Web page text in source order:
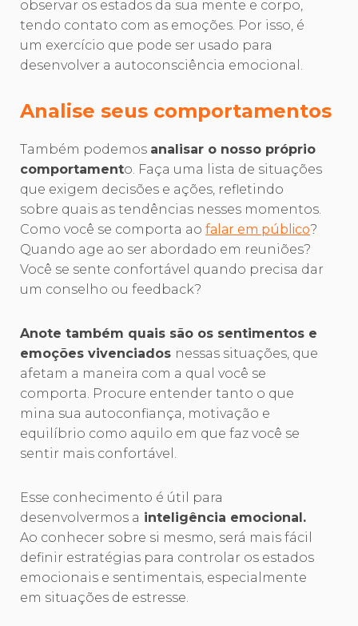
observar os estados da sua mente e corpo,
tendo contato com as emoções. Por isso, é
um exercício que pode ser usado para
desenvolver a autoconsciência emocional.
Analise seus comportamentos
Também podemos analisar o nosso próprio
comportamento. Faça uma lista de situações
que exigem decisões e ações, refletindo
sobre quais as tendências nesses momentos.
Como você se comporta ao falar em público?
Quando age ao ser abordado em reuniões?
Você se sente confortável quando precisa dar
um conselho ou feedback?
Anote também quais são os sentimentos e
emoções vivenciados nessas situações, que
afetam a maneira com a qual você se
comporta. Procure entender tanto o que
mina sua autoconfiança, motivação e
equilíbrio como aquilo em que faz você se
sentir mais confortável.
Esse conhecimento é útil para
desenvolvermos a inteligência emocional.
Ao conhecer sobre si mesmo, será mais fácil
definir estratégias para controlar os estados
emocionais e sentimentais, especialmente
em situações de estresse.